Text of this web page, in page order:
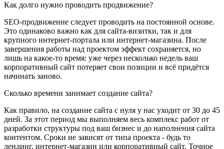
Как долго нужно проводить продвижение?
SEO-продвижение следует проводить на постоянной основе.
Это одинаково важно как для сайта-визитки, так и для
крупного интернет-портала или интернет-магазина. После
завершения работы над проектом эффект сохраняется, но
лишь на какое-то время: уже через несколько недель ваш
корпоративный сайт потеряет свои позиции и всё придётся
начинать заново.
Сколько времени занимает создание сайта?
Как правило, на создание сайта с нуля у нас уходит от 30 до 45
дней. За этот период мы выполняем весь комплекс работ от
разработки структуры под ваш бизнес и до наполнения сайта
контентом. Сроки не зависят от типа проекта - будь то
лендинг, интернет-магазин или корпоративный сайт. Точное